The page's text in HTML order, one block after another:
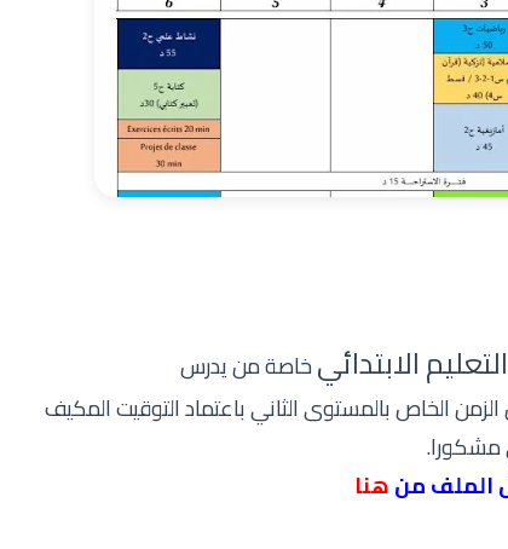
التعليم الابتدائيخاصة من يدرس
الخاص بالمستوى الثاني باعتماد التوقيت المكيف
الملف منهنا